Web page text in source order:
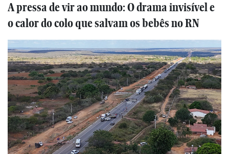
A pressa de vir ao mundo: O drama invisível e
o calor do colo que salvam os bebês no RN